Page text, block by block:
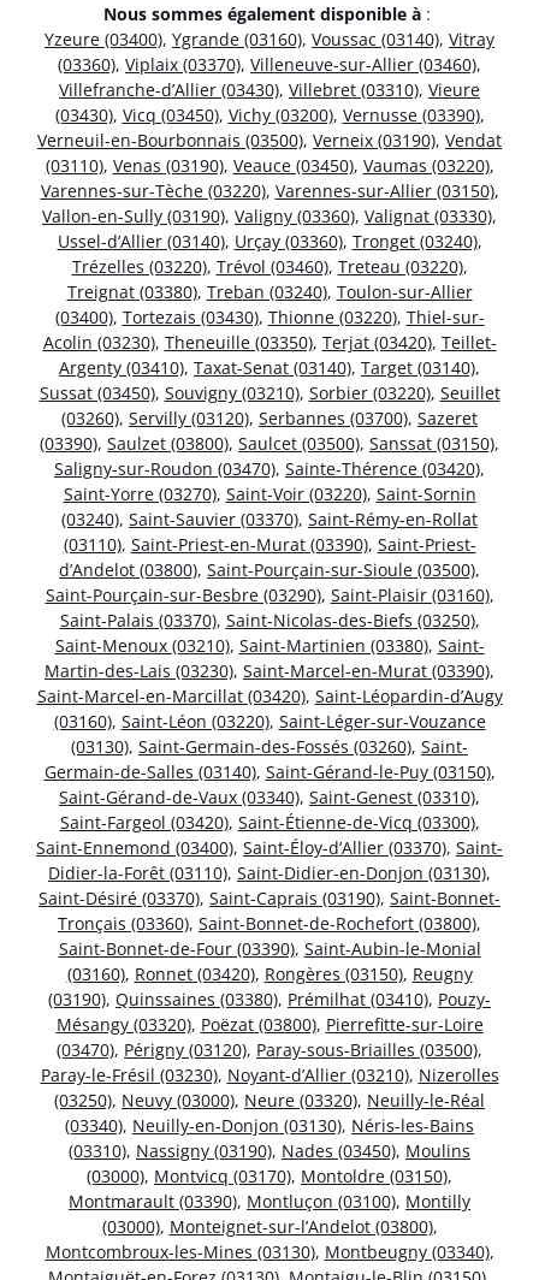
Nous sommes également disponible à :
Yzeure (03400), Ygrande (03160), Voussac (03140), Vitray
(03360), Viplaix (03370), Villeneuve-sur-Allier (03460),
Villefranche-d’Allier (03430), Villebret (03310), Vieure
(03430), Vicq (03450), Vichy (03200), Vernusse (03390),
Verneuil-en-Bourbonnais (03500), Verneix (03190), Vendat
(03110), Venas (03190), Veauce (03450), Vaumas (03220),
Varennes-sur-Tèche (03220), Varennes-sur-Allier (03150),
Vallon-en-Sully (03190), Valigny (03360), Valignat (03330),
Ussel-d’Allier (03140), Urçay (03360), Tronget (03240),
Trézelles (03220), Trévol (03460), Treteau (03220),
Treignat (03380), Treban (03240), Toulon-sur-Allier
(03400), Tortezais (03430), Thionne (03220), Thiel-sur-
Acolin (03230), Theneuille (03350), Terjat (03420), Teillet-
Argenty (03410), Taxat-Senat (03140), Target (03140),
Sussat (03450), Souvigny (03210), Sorbier (03220), Seuillet
(03260), Servilly (03120), Serbannes (03700), Sazeret
(03390), Saulzet (03800), Saulcet (03500), Sanssat (03150),
Saligny-sur-Roudon (03470), Sainte-Thérence (03420),
Saint-Yorre (03270), Saint-Voir (03220), Saint-Sornin
(03240), Saint-Sauvier (03370), Saint-Rémy-en-Rollat
(03110), Saint-Priest-en-Murat (03390), Saint-Priest-
d’Andelot (03800), Saint-Pourçain-sur-Sioule (03500),
Saint-Pourçain-sur-Besbre (03290), Saint-Plaisir (03160),
Saint-Palais (03370), Saint-Nicolas-des-Biefs (03250),
Saint-Menoux (03210), Saint-Martinien (03380), Saint-
Martin-des-Lais (03230), Saint-Marcel-en-Murat (03390),
Saint-Marcel-en-Marcillat (03420), Saint-Léopardin-d’Augy
(03160), Saint-Léon (03220), Saint-Léger-sur-Vouzance
(03130), Saint-Germain-des-Fossés (03260), Saint-
Germain-de-Salles (03140), Saint-Gérand-le-Puy (03150),
Saint-Gérand-de-Vaux (03340), Saint-Genest (03310),
Saint-Fargeol (03420), Saint-Étienne-de-Vicq (03300),
Saint-Ennemond (03400), Saint-Éloy-d’Allier (03370), Saint-
Didier-la-Forêt (03110), Saint-Didier-en-Donjon (03130),
Saint-Désiré (03370), Saint-Caprais (03190), Saint-Bonnet-
Tronçais (03360), Saint-Bonnet-de-Rochefort (03800),
Saint-Bonnet-de-Four (03390), Saint-Aubin-le-Monial
(03160), Ronnet (03420), Rongères (03150), Reugny
(03190), Quinssaines (03380), Prémilhat (03410), Pouzy-
Mésangy (03320), Poëzat (03800), Pierrefitte-sur-Loire
(03470), Périgny (03120), Paray-sous-Briailles (03500),
Paray-le-Frésil (03230), Noyant-d’Allier (03210), Nizerolles
(03250), Neuvy (03000), Neure (03320), Neuilly-le-Réal
(03340), Neuilly-en-Donjon (03130), Néris-les-Bains
(03310), Nassigny (03190), Nades (03450), Moulins
(03000), Montvicq (03170), Montoldre (03150),
Montmarault (03390), Montluçon (03100), Montilly
(03000), Monteignet-sur-l’Andelot (03800),
Montcombroux-les-Mines (03130), Montbeugny (03340),